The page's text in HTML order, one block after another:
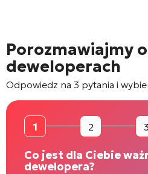
Porozmawiajmy o
deweloperach
Odpowiedz na 3 pytania i
1 2 3
Co jest dla Ciebie
dewelopera?